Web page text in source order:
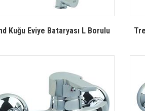
Kuğu Eviye Bataryası L Borulu